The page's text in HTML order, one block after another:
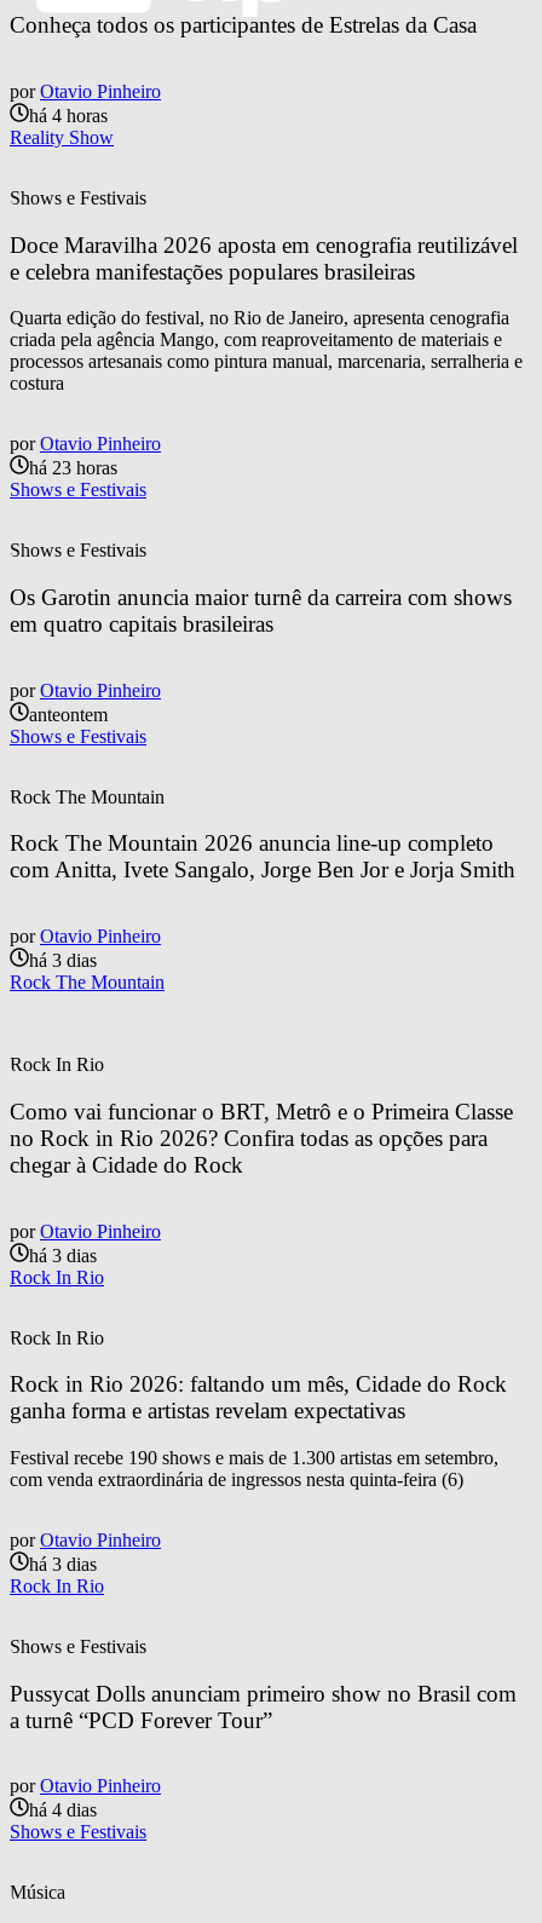
Conheça todos os participantes de Estrelas da Casa
por Otavio Pinheiro
há 4 horas
Reality Show
Shows e Festivais
Doce Maravilha 2026 aposta em cenografia reutilizável
e celebra manifestações populares brasileiras
Quarta edição do festival, no Rio de Janeiro, apresenta cenografia
criada pela agência Mango, com reaproveitamento de materiais e
processos artesanais como pintura manual, marcenaria, serralheria e
costura
por Otavio Pinheiro
há 23 horas
Shows e Festivais
Shows e Festivais
Os Garotin anuncia maior turnê da carreira com shows
em quatro capitais brasileiras
por Otavio Pinheiro
anteontem
Shows e Festivais
Rock The Mountain
Rock The Mountain 2026 anuncia line-up completo
com Anitta, Ivete Sangalo, Jorge Ben Jor e Jorja Smith
por Otavio Pinheiro
há 3 dias
Rock The Mountain
Rock In Rio
Como vai funcionar o BRT, Metrô e o Primeira Classe
no Rock in Rio 2026? Confira todas as opções para
chegar à Cidade do Rock
por Otavio Pinheiro
há 3 dias
Rock In Rio
Rock In Rio
Rock in Rio 2026: faltando um mês, Cidade do Rock
ganha forma e artistas revelam expectativas
Festival recebe 190 shows e mais de 1.300 artistas em setembro,
com venda extraordinária de ingressos nesta quinta-feira (6)
por Otavio Pinheiro
há 3 dias
Rock In Rio
Shows e Festivais
Pussycat Dolls anunciam primeiro show no Brasil com
a turnê “PCD Forever Tour”
por Otavio Pinheiro
há 4 dias
Shows e Festivais
Música